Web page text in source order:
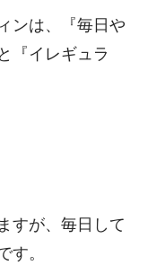
ンは、『毎日や
『イレギュラ
すが、毎日して
す。